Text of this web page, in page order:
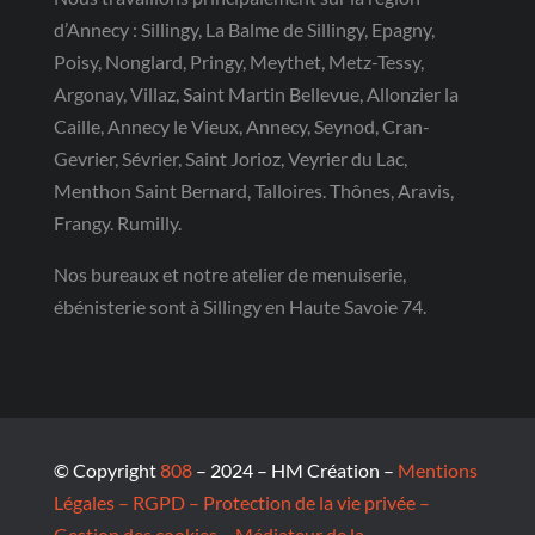
d’Annecy : Sillingy, La Balme de Sillingy, Epagny,
Poisy, Nonglard, Pringy, Meythet, Metz-Tessy,
Argonay, Villaz, Saint Martin Bellevue, Allonzier la
Caille, Annecy le Vieux, Annecy, Seynod, Cran-
Gevrier, Sévrier, Saint Jorioz, Veyrier du Lac,
Menthon Saint Bernard, Talloires. Thônes, Aravis,
Frangy. Rumilly.
Nos bureaux et notre atelier de menuiserie,
ébénisterie sont à Sillingy en Haute Savoie 74.
© Copyright808– 2024 – HM Création – Mentions
Légales – RGPD – Protection de la vie privée –